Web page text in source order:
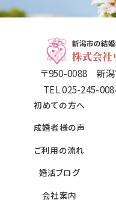
〒950-0088 新潟
TEL 025-245-
初めての方へ
成婚者様の声
ご利用の流れ
婚活ブログ
会社案内